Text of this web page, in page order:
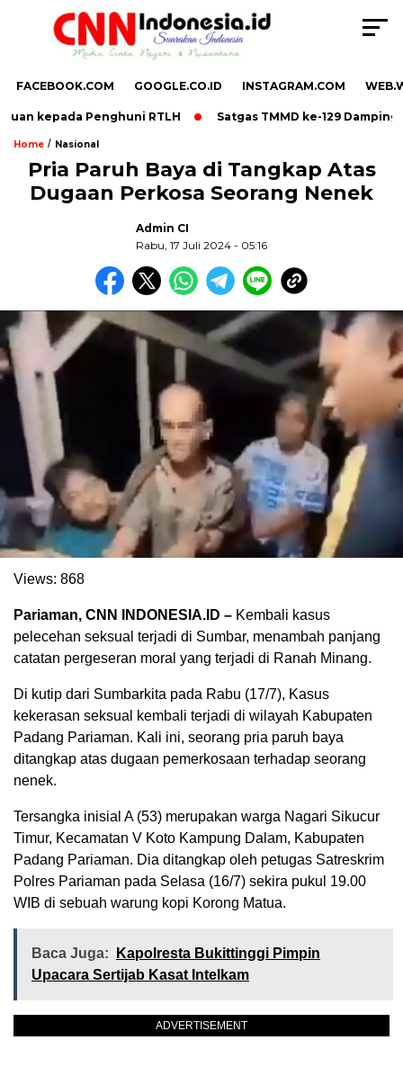
FACEBOOK.COM GOOGLE.CO.ID INSTAGRAM.COM
kepada Penghuni RTLH Satgas TMMD ke-129 Dampingi
Home / Nasional
Pria Paruh Baya di Tangkap Atas
Dugaan Perkosa Seorang Nenek
Admin CI
Rabu, 17 Juli 2024 - 05:16
Views: 868
Pariaman, CNN INDONESIA.ID – Kembali kasus
pelecehan seksual terjadi di Sumbar, menambah panjang
catatan pergeseran moral yang terjadi di Ranah Minang.
Di kutip dari Sumbarkita pada Rabu (17/7), Kasus
kekerasan seksual kembali terjadi di wilayah Kabupaten
Padang Pariaman. Kali ini, seorang pria paruh baya
ditangkap atas dugaan pemerkosaan terhadap seorang
nenek.
Tersangka inisial A (53) merupakan warga Nagari Sikucur
Timur, Kecamatan V Koto Kampung Dalam, Kabupaten
Padang Pariaman. Dia ditangkap oleh petugas Satreskrim
Polres Pariaman pada Selasa (16/7) sekira pukul 19.00
WIB di sebuah warung kopi Korong Matua.
Baca Juga:
Kapolresta Bukittinggi Pimpin
Upacara Sertijab Kasat Intelkam
ADVERTISEMENT
,
. Ukuran gambar 480px x 600px